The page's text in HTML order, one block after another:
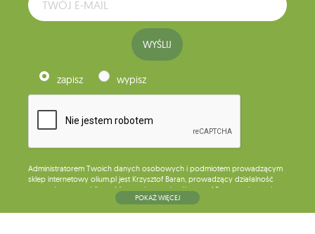
WYŚLIJ
zapisz wypisz
Administratorem Twoich danych osobowych i podmiotem prowadzącym
sklep internetowy olium.pl jest Krzysztof Baran, prowadzący działalność
gospodarczą pod firmą: Mouton Interactive Krzysztof Baran wpisaną do
Centralnej Ewidencji i Informacji o Działalności Gospodarczej, adres
głównego miejsca wykonywania działalności w Siedlcach, ul. Starowiejska
POKAŻ WIĘCEJ